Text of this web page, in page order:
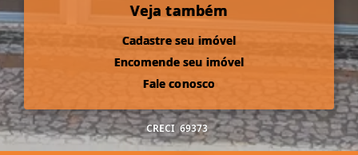
Veja também
Cadastre seu imóvel
Encomende seu imóvel
Fale conosco
CRECI 69373